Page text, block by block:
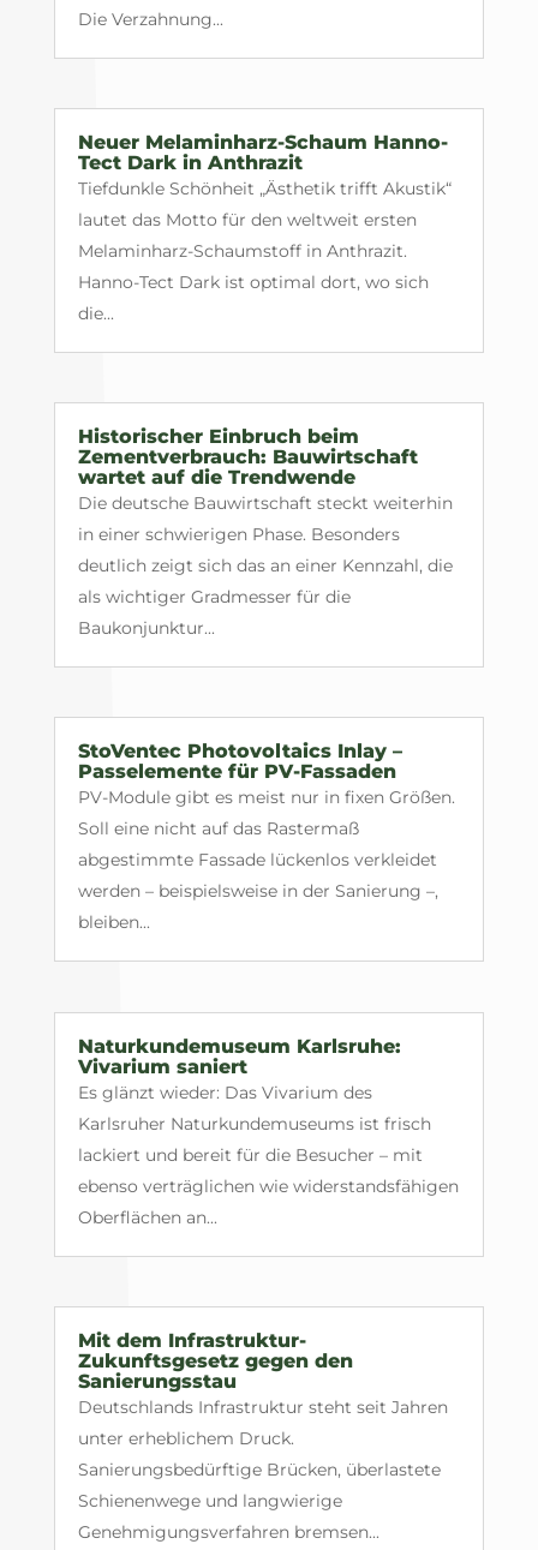
Die Verzahnung...
Neuer Melaminharz-Schaum Hanno-
Tect Dark in Anthrazit
Tiefdunkle Schönheit „Ästhetik trifft Akustik“
lautet das Motto für den weltweit ersten
Melaminharz-Schaumstoff in Anthrazit.
Hanno-Tect Dark ist optimal dort, wo sich
die...
Historischer Einbruch beim
Zementverbrauch: Bauwirtschaft
wartet auf die Trendwende
Die deutsche Bauwirtschaft steckt weiterhin
in einer schwierigen Phase. Besonders
deutlich zeigt sich das an einer Kennzahl, die
als wichtiger Gradmesser für die
Baukonjunktur...
StoVentec Photovoltaics Inlay –
Passelemente für PV-Fassaden
PV-Module gibt es meist nur in fixen Größen.
Soll eine nicht auf das Rastermaß
abgestimmte Fassade lückenlos verkleidet
werden – beispielsweise in der Sanierung –,
bleiben...
Naturkundemuseum Karlsruhe:
Vivarium saniert
Es glänzt wieder: Das Vivarium des
Karlsruher Naturkundemuseums ist frisch
lackiert und bereit für die Besucher – mit
ebenso verträglichen wie widerstandsfähigen
Oberflächen an...
Mit dem Infrastruktur-
Zukunftsgesetz gegen den
Sanierungsstau
Deutschlands Infrastruktur steht seit Jahren
unter erheblichem Druck.
Sanierungsbedürftige Brücken, überlastete
Schienenwege und langwierige
Genehmigungsverfahren bremsen...